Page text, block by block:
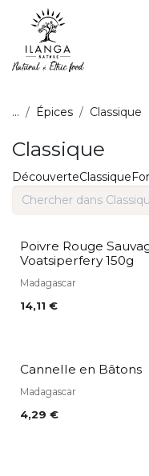
... Épices Classique
Classique
DécouverteClassique
Poivre Rouge
Voatsiperfery 150g
Madagascar
14,11 €
Cannelle en Bâtons
Madagascar
4,29 €